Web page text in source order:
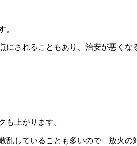
。
されることもあり、治安が悪くな
も上がります。
していることも多いので、放火の